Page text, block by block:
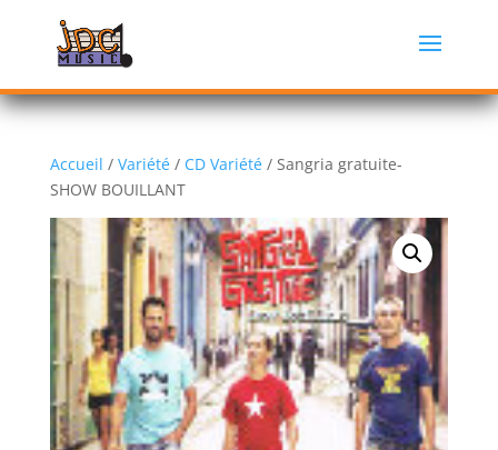
Accueil / Variété/ CD Variété/ Sangria gratuite-
SHOW BOUILLANT